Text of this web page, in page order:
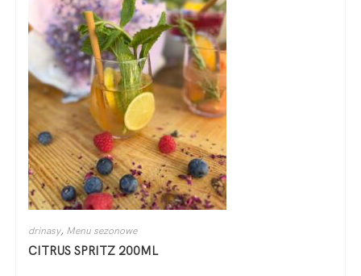
drinasy, Menu sezonowe
CITRUS SPRITZ 200ML